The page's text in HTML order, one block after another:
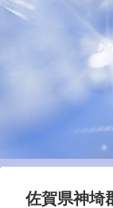
あ
佐賀県神埼